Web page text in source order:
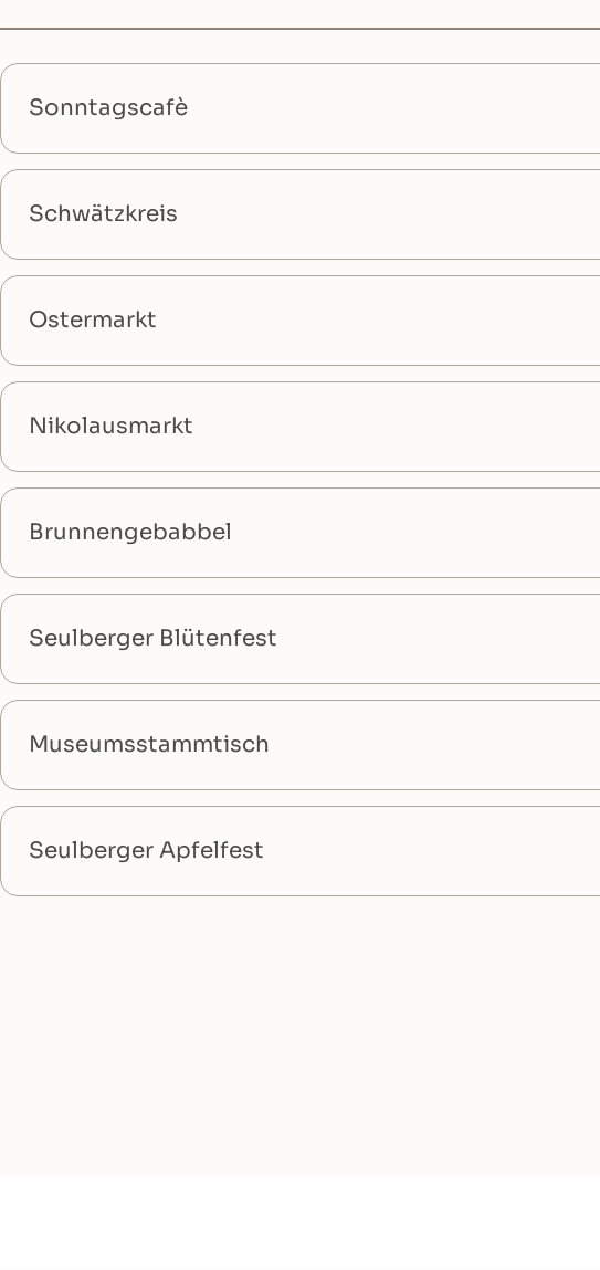
Sonntagscafè
Schwätzkreis
Ostermarkt
Nikolausmarkt
Brunnengebabbel
Seulberger Blütenfest
Museumsstammtisch
Seulberger Apfelfest